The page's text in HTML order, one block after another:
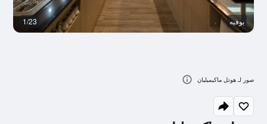
بوفيه 1/23
صور لـ هوتل ماكيميليان